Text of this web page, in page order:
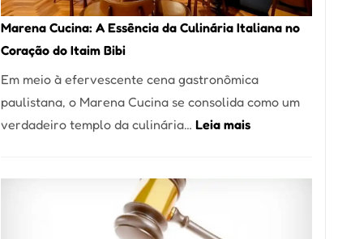
para
sua
Marena Cucina: A Essência da Culinária Italiana no
Coração do Itaim Bibi
Em meio à efervescente cena gastronômica
paulistana, o Marena Cucina se consolida como um
verdadeiro templo da culinária… Leia mais: